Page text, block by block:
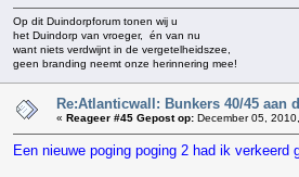
Op dit Duindorpforum tonen wij u
het Duindorp van vroeger, én van nu
want niets verdwijnt in de vergetelheidszee,
geen branding neemt onze herinnering mee!
Re:Atlanticwall: Bunkers 40/45 aan
« Reageer #45 Gepost op: December 05,
Een nieuwe poging poging 2 had ik verkeerd